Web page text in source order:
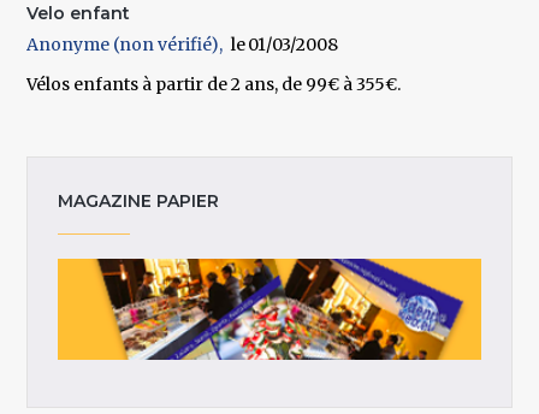
Velo enfant
Anonyme (non vérifié)
01/03/2008
Vélos enfants à partir de 2 ans, de 99€ à 355€.
MAGAZINE PAPIER